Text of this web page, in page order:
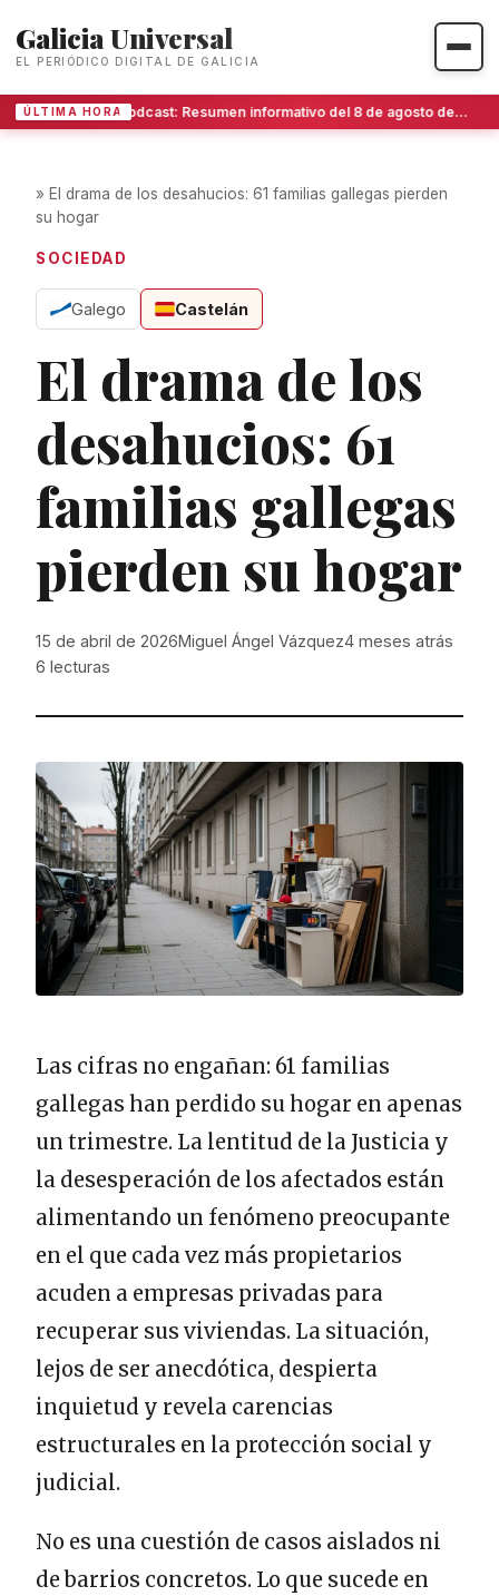
Galicia Universal
EL PERIÓDICO DIGITAL DE GALICIA
ÚLTIMA HORA Podcast: Resumen informativo del 8 de agosto de 2026
» El drama de los desahucios: 61 familias gallegas pierden
su hogar
SOCIEDAD
Galego Castelán
El drama de los
desahucios: 61
familias gallegas
pierden su hogar
15 de abril de 2026Miguel Ángel Vázquez4 meses atrás
6 lecturas
Las cifras no engañan: 61 familias
gallegas han perdido su hogar en apenas
un trimestre. La lentitud de la Justicia y
la desesperación de los afectados están
alimentando un fenómeno preocupante
en el que cada vez más propietarios
acuden a empresas privadas para
recuperar sus viviendas. La situación,
lejos de ser anecdótica, despierta
inquietud y revela carencias
estructurales en la protección social y
judicial.
No es una cuestión de casos aislados ni
de barrios concretos. Lo que sucede en